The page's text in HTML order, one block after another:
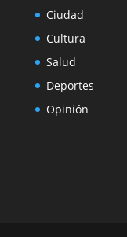
Ciudad
Cultura
Salud
Deportes
Opinión